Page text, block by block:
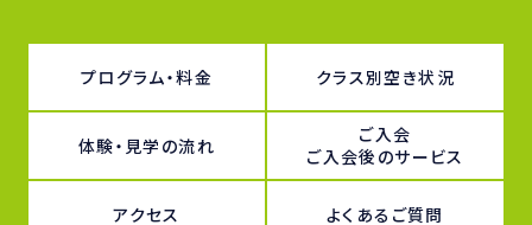
プログラム・料金 クラス別空き状況
体験・見学の流れ
ご入会
ご入会後のサービス
アクセス よくあるご質問